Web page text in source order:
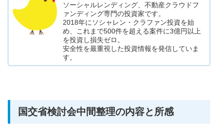
ソーシャルレンディング、不動産クラウドフ
ァンディング専門の投資家です。
2018年にソシャレン・クラファン投資を始
め、これまで500件を超える案件に3億円以上
を投資し損失ゼロ。
安全性を最重視した投資情報を発信していま
す。
国交省検討会中間整理の内容と所感